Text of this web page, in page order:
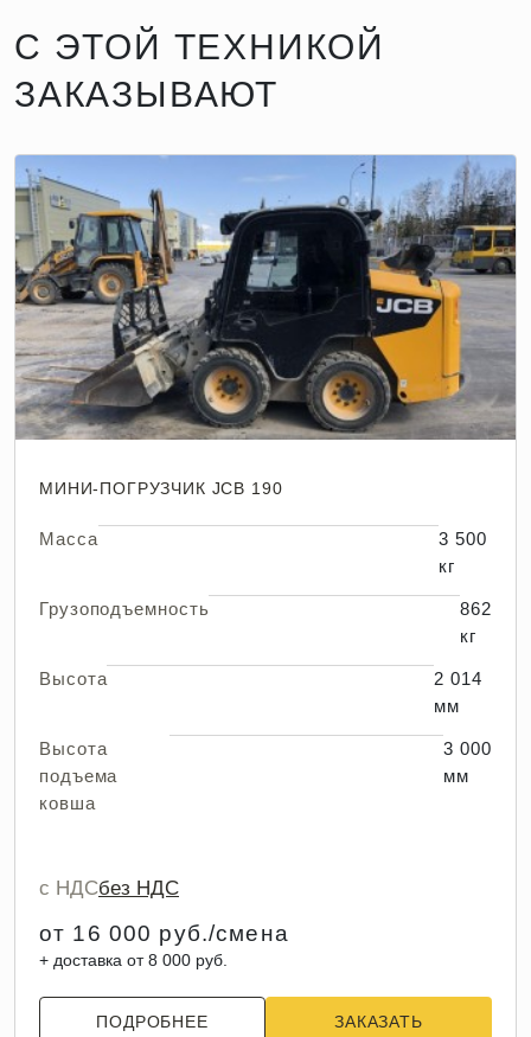
С ЭТОЙ ТЕХНИКОЙ
ЗАКАЗЫВАЮТ
МИНИ-ПОГРУЗЧИК JCB 190
Масса
3 500
кг
Грузоподъемность
862
кг
Высота
2 014
мм
Высота
подъема
ковша
3 000
мм
с НДСбез НДС
от 16 000 руб./смена
+ доставка от 8 000 руб.
ПОДРОБНЕЕ ЗАКАЗАТЬ